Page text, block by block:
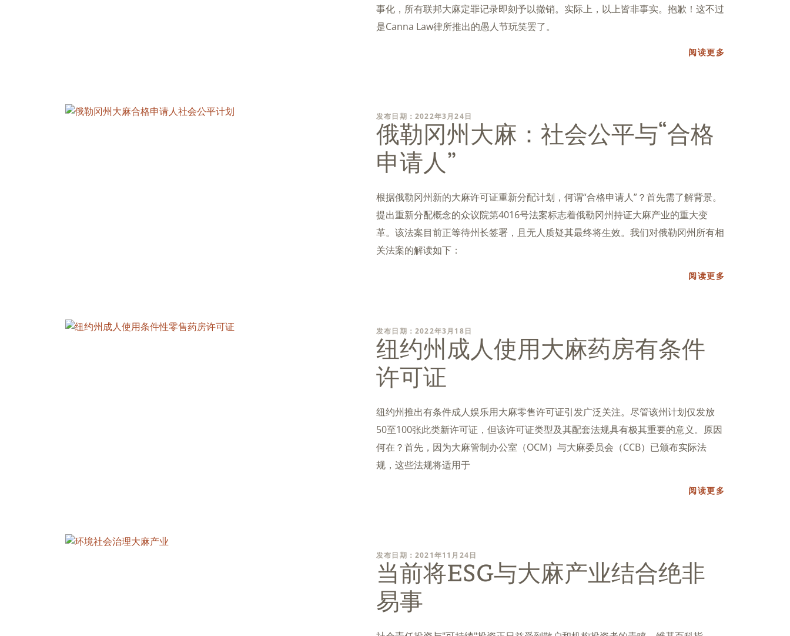
事化，所有联邦大麻定罪记录即刻予以撤销。实际上，以上皆非事实。抱歉！这不过
是Canna Law律所推出的愚人节玩笑罢了。
阅读更多
发布日期：2022年3月24日
俄勒冈州大麻：社会公平与“合格
申请人”
根据俄勒冈州新的大麻许可证重新分配计划，何谓“合格申请人”？首先需了解背景。
提出重新分配概念的众议院第4016号法案标志着俄勒冈州持证大麻产业的重大变
革。该法案目前正等待州长签署，且无人质疑其最终将生效。我们对俄勒冈州所有相
关法案的解读如下：
阅读更多
发布日期：2022年3月18日
纽约州成人使用大麻药房有条件
许可证
纽约州推出有条件成人娱乐用大麻零售许可证引发广泛关注。尽管该州计划仅发放
50至100张此类新许可证，但该许可证类型及其配套法规具有极其重要的意义。原因
何在？首先，因为大麻管制办公室（OCM）与大麻委员会（CCB）已颁布实际法
规，这些法规将适用于
阅读更多
发布日期：2021年11月24日
当前将ESG与大麻产业结合绝非
易事